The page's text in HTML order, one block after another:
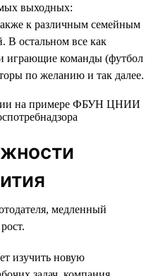
выходных:
к различным семейным
В остальном все как
играющие команды (футбол
по желанию и так далее.
медленный
изучить новую